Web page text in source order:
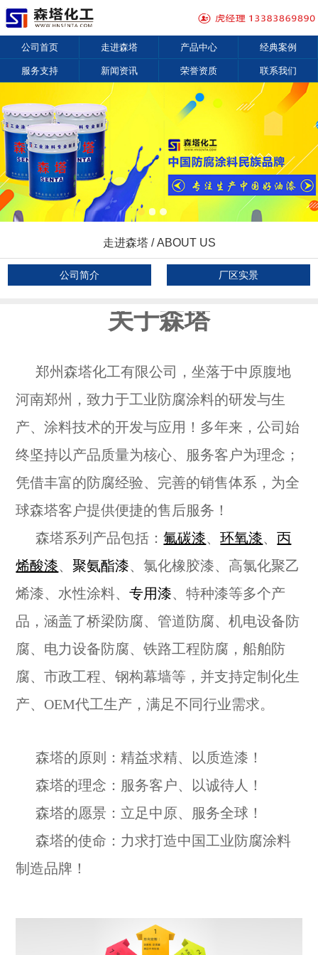
公司首页 走进森塔 产品中心 经典案例
服务支持 新闻资讯 荣誉资质 联系我们
走进森塔 / ABOUT US
公司简介 厂区实景
关于森塔
郑州森塔化工有限公司，坐落于中原腹地
河南郑州，致力于工业防腐涂料的研发与生
产、涂料技术的开发与应用！多年来，公司始
终坚持以产品质量为核心、服务客户为理念；
凭借丰富的防腐经验、完善的销售体系，为全
球森塔客户提供便捷的售后服务！
森塔系列产品包括：氟碳漆、环氧漆、丙
烯酸漆、聚氨酯漆、氯化橡胶漆、高氯化聚乙
烯漆、水性涂料、专用漆、特种漆等多个产
品，涵盖了桥梁防腐、管道防腐、机电设备防
腐、电力设备防腐、铁路工程防腐，船舶防
腐、市政工程、钢构幕墙等，并支持定制化生
产、OEM代工生产，满足不同行业需求。
森塔的原则：精益求精、以质造漆！
森塔的理念：服务客户、以诚待人！
森塔的愿景：立足中原、服务全球！
森塔的使命：力求打造中国工业防腐涂料
制造品牌！